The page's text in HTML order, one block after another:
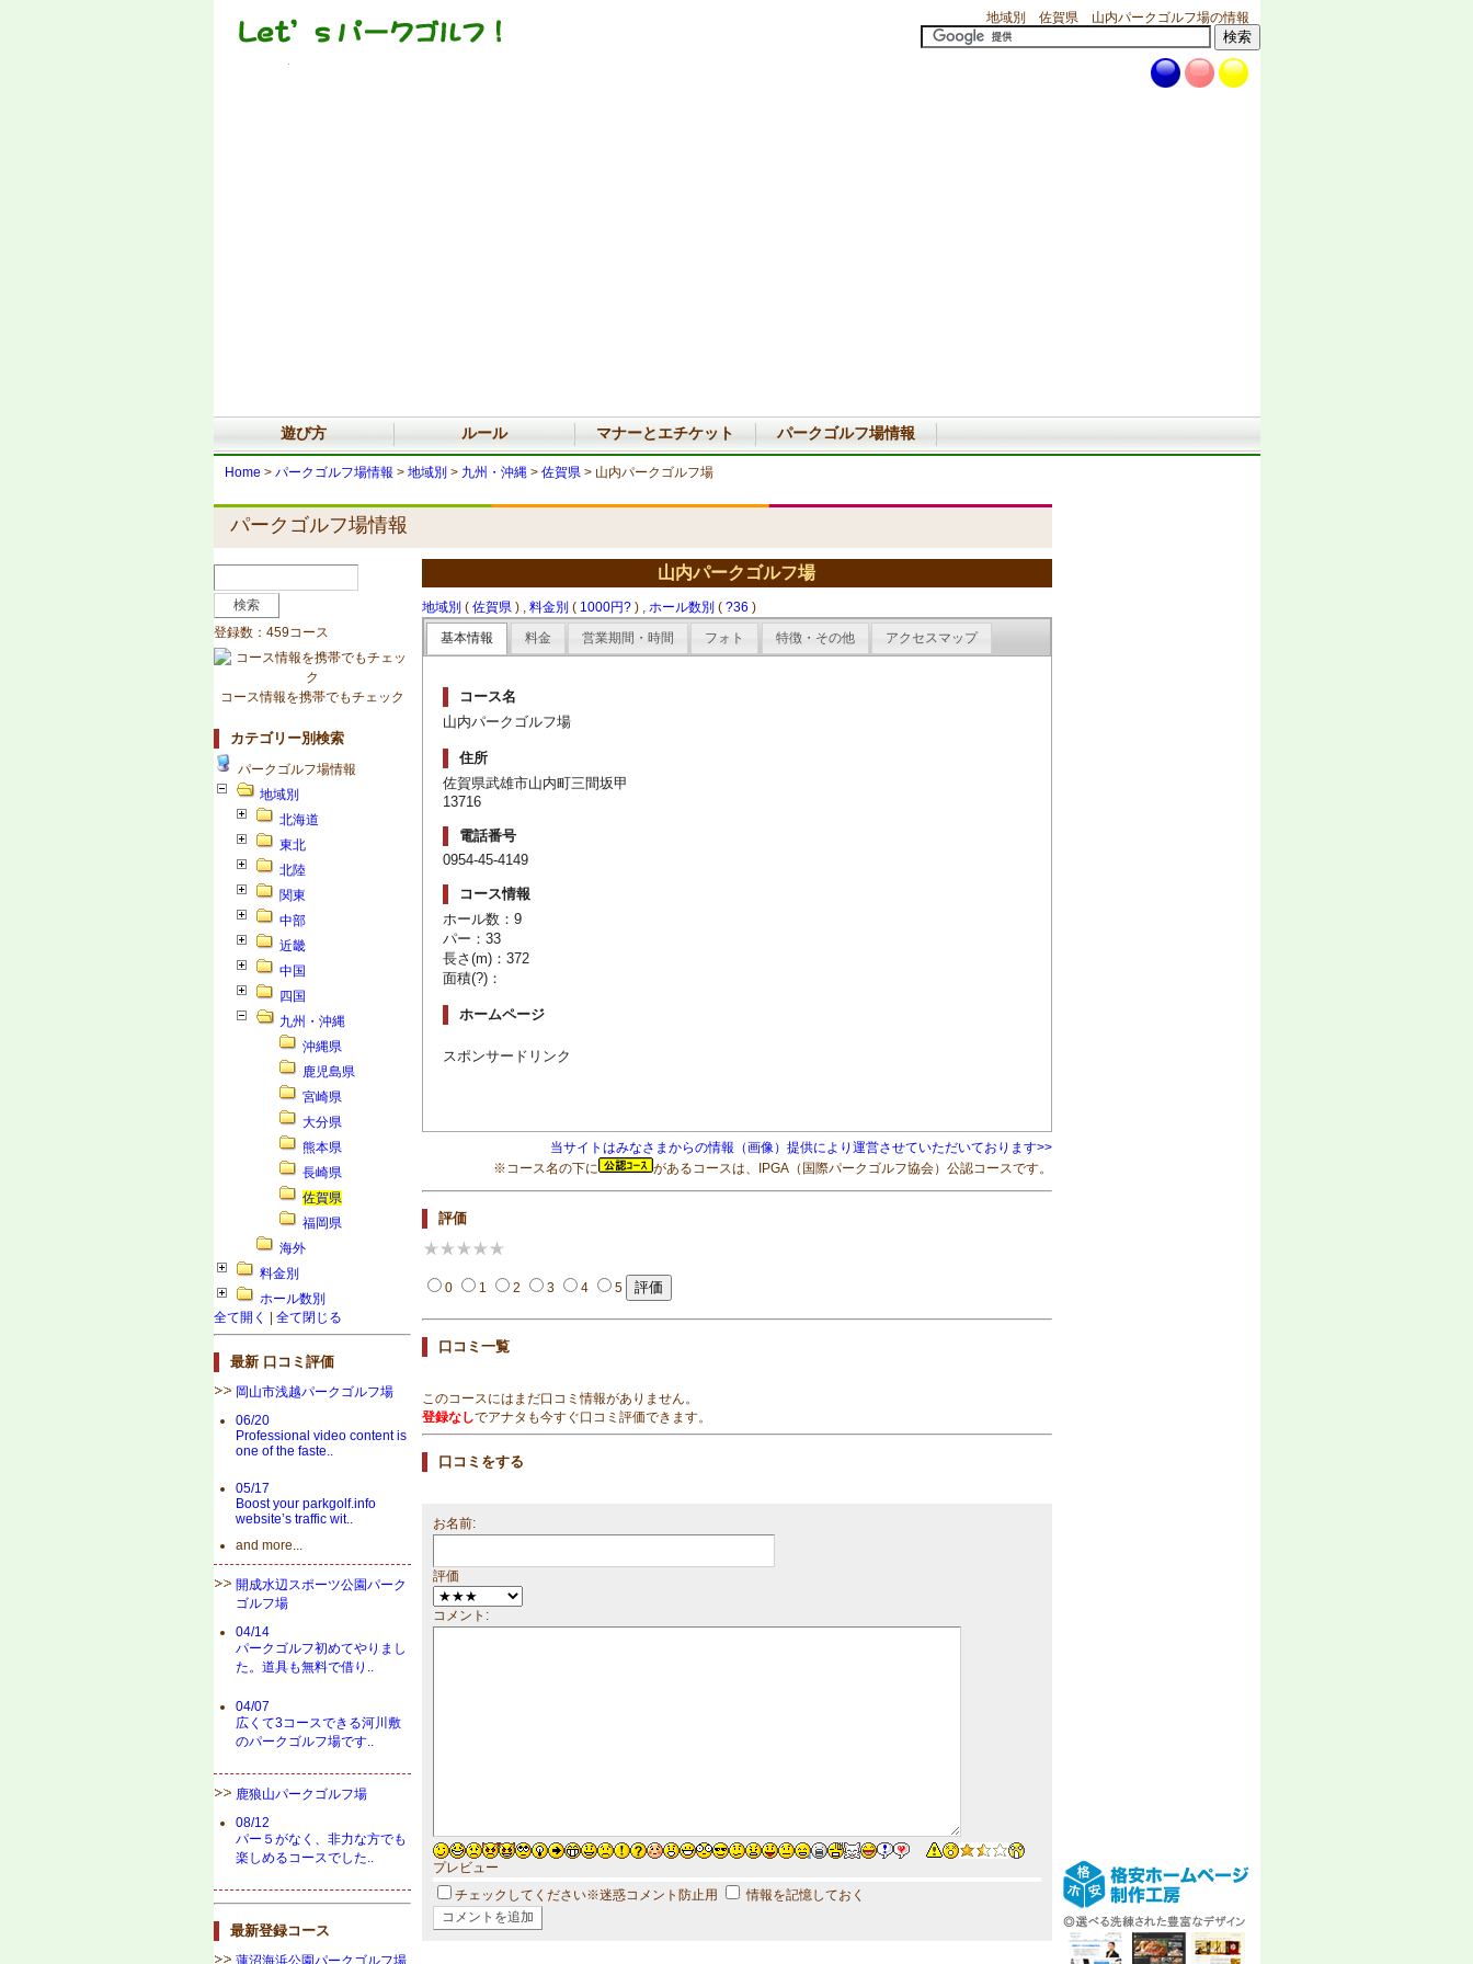
地域別 佐賀県 山内パークゴルフ場の情報
遊び方 ルール マナーとエチケット パークゴルフ場情報
Home > パークゴルフ場情報 > 地域別 > 九州・沖縄> 佐賀県> 山内パークゴルフ場
パークゴルフ場情報
登録数：459コース
コース情報を携帯でもチェック
カテゴリー別検索
パークゴルフ場情報
地域別
北海道
東北
北陸
関東
中部
近畿
中国
四国
九州・沖縄
沖縄県
鹿児島県
宮崎県
大分県
熊本県
長崎県
佐賀県
福岡県
海外
料金別
ホール数別
全て開く
全て閉じる
最新 口コミ評価
岡山市浅越パークゴルフ場
06/20
Professional video content is
one of the faste..
05/17
Boost your parkgolf.info
website’s traffic wit..
and more...
開成水辺スポーツ公園パーク
ゴルフ場
04/14
パークゴルフ初めてやりまし
た。道具も無料で借り..
04/07
広くて3コースできる河川敷
のパークゴルフ場です..
鹿狼山パークゴルフ場
08/12
パー５がなく、非力な方でも
楽しめるコースでした..
最新登録コース
蓮沼海浜公園パークゴルフ場
山内パークゴルフ場
地域別 ( 佐賀県) , 料金別 ( 1000円?) , ホール数別 ( ?36 )
基本情報
料金 営業期間・時間 フォト 特徴・その他 アクセスマップ
コース名
山内パークゴルフ場
住所
佐賀県武雄市山内町三間坂甲
13716
電話番号
0954-45-4149
コース情報
ホール数：9
パー：33
長さ(m)：372
面積(?)：
ホームページ
スポンサードリンク
当サイトはみなさまからの情報（画像）提供により運営させていただいております>>
※コース名の下に
があるコースは、IPGA（国際パークゴルフ協会）公認コースです。
評価
0 1 2 3 4 5
口コミ一覧
このコースにはまだ口コミ情報がありません。
登録なしでアナタも今すぐ口コミ評価できます。
口コミをする
お名前:
評価
コメント:
プレビュー
チェックしてください※迷惑コメント防止用
情報を記憶しておく